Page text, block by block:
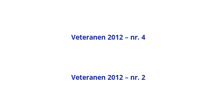
Veteranen 2012 – nr. 4
Veteranen 2012 – nr. 2